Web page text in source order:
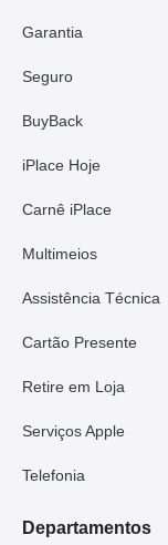
Garantia
Seguro
BuyBack
iPlace Hoje
Carnê iPlace
Multimeios
Assistência Técnica
Cartão Presente
Retire em Loja
Serviços Apple
Telefonia
Departamentos